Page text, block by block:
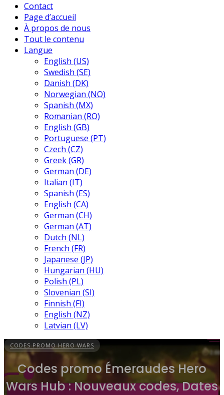
Contact
Page d’accueil
À propos de nous
Tout le contenu
Langue
English (US)
Swedish (SE)
Danish (DK)
Norwegian (NO)
Spanish (MX)
Romanian (RO)
English (GB)
Portuguese (PT)
Czech (CZ)
Greek (GR)
German (DE)
Italian (IT)
Spanish (ES)
English (CA)
German (CH)
German (AT)
Dutch (NL)
French (FR)
Japanese (JP)
Hungarian (HU)
Polish (PL)
Slovenian (SI)
Finnish (FI)
English (NZ)
Latvian (LV)
CODES PROMO HERO WARS
Codes promo Émeraudes Hero
Wars Hub : Nouveaux codes, Dates